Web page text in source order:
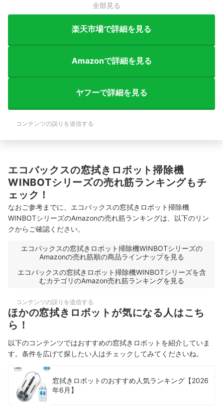
全部見る
楽天市場で詳細を見る
Amazonで詳細を見る
ヤフーで詳細を見る
コンテンツの誤りを送信する
エコバックスの窓拭きロボット掃除機
WINBOTシリーズの売れ筋ランキングもチ
ェック！
なおご参考までに、エコバックスの窓拭きロボット掃除機
WINBOTシリーズのAmazonの売れ筋ランキングは、以下のリン
クからご確認ください。
エコバックスの窓拭きロボット掃除機WINBOTシリーズの
Amazonの売れ筋順の商品ラインナップを見る
エコバックスの窓拭きロボット掃除機WINBOTシリーズを含
むカテゴリのAmazon売れ筋ランキングを見る
コンテンツの誤りを送信する
ほかの窓拭きロボットが気になる人はこち
ら！
以下のコンテンツではおすすめの窓拭きロボットを紹介していま
す。条件を広げて探したい人はチェックしてみてくださいね。
窓拭きロボットのおすすめ人気ランキング【2026
年6月】